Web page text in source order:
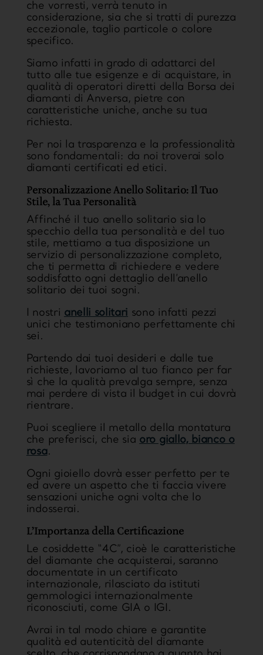
che vorresti, verrà tenuto in
considerazione, sia che si tratti di purezza
eccezionale, taglio particole o colore
specifico.
Siamo infatti in grado di adattarci del
tutto alle tue esigenze e di acquistare, in
qualità di operatori diretti della Borsa dei
diamanti di Anversa, pietre con
caratteristiche uniche, anche su tua
richiesta.
Per noi la trasparenza e la professionalità
sono fondamentali: da noi troverai solo
diamanti certificati ed etici.
Personalizzazione Anello Solitario: Il Tuo
Stile, la Tua Personalità
Affinché il tuo anello solitario sia lo
specchio della tua personalità e del tuo
stile, mettiamo a tua disposizione un
servizio di personalizzazione completo,
che ti permetta di richiedere e vedere
soddisfatto ogni dettaglio dell’anello
solitario dei tuoi sogni.
I nostri anelli solitari sono infatti pezzi
unici che testimoniano perfettamente chi
sei.
Partendo dai tuoi desideri e dalle tue
richieste, lavoriamo al tuo fianco per far
sì che la qualità prevalga sempre, senza
mai perdere di vista il budget in cui dovrà
rientrare.
Puoi scegliere il metallo della montatura
che preferisci, che sia oro giallo, bianco o
rosa.
Ogni gioiello dovrà esser perfetto per te
ed avere un aspetto che ti faccia vivere
sensazioni uniche ogni volta che lo
indosserai.
L’Importanza della Certificazione
Le cosiddette “4C”, cioè le caratteristiche
del diamante che acquisterai, saranno
documentate in un certificato
internazionale, rilasciato da istituti
gemmologici internazionalmente
riconosciuti, come GIA o IGI.
Avrai in tal modo chiare e garantite
qualità ed autenticità del diamante